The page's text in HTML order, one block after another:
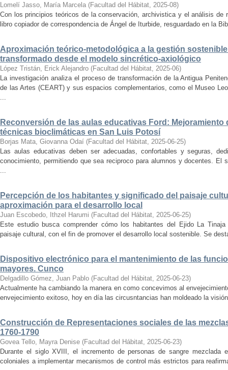
Lomelí Jasso, María Marcela (Facultad del Hábitat, 2025-08)
Con los principios teóricos de la conservación, archivistica y el análisis de
libro copiador de correspondencia de Ángel de Iturbide, resguardado en la
Aproximación teórico-metodológica a la gestión
transformado desde el modelo sincrético-axiológico
López Tristán, Erick Alejandro (Facultad del Hábitat, 2025-06)
La investigación analiza el proceso de transformación de la Antigua
de las Artes (CEART) y sus espacios complementarios, como el Museo
...
Reconversión de las aulas educativas Ford:
técnicas bioclimáticas en San Luis Potosí
Borjas Mata, Giovanna Odaí (Facultad del Hábitat, 2025-06-25)
Las aulas educativas deben ser adecuadas, confortables y seguras,
conocimiento, permitiendo que sea reciproco para alumnos y docentes. El
...
Percepción de los habitantes y significado del paisaje
aproximación para el desarrollo local
Juan Escobedo, Ithzel Harumi (Facultad del Hábitat, 2025-06-25)
Este estudio busca comprender cómo los habitantes del Ejido La
paisaje cultural, con el fin de promover el desarrollo local sostenible. Se
Dispositivo electrónico para el mantenimiento de las
mayores. Cunco
Delgadillo Gómez, Juan Pablo (Facultad del Hábitat, 2025-06-23)
Actualmente ha cambiando la manera en como concevimos al
envejecimiento exitoso, hoy en día las circusntancias han moldeado la
Construcción de Representaciones sociales de las
1760-1790
Govea Tello, Mayra Denise (Facultad del Hábitat, 2025-06-23)
Durante el siglo XVIII, el incremento de personas de sangre
coloniales a implementar mecanismos de control más estrictos para